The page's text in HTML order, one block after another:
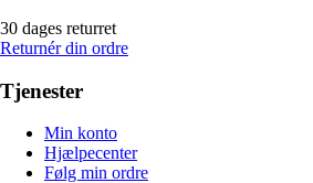
30 dages returret
Returnér din ordre
Tjenester
Min konto
Hjælpecenter
Følg min ordre